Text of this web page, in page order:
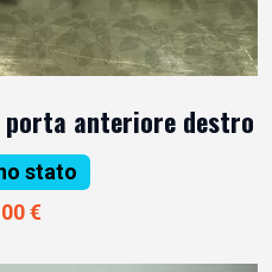
anteriore destro
stato
€